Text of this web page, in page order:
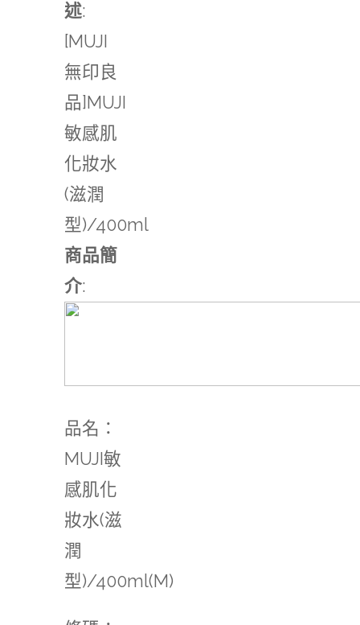
述:
[MUJI
無印良
品]MUJI
敏感肌
化妝水
(滋潤
型)/400ml
商品簡
介:
品名：
MUJI敏
感肌化
妝水(滋
潤
型)/400ml(M)